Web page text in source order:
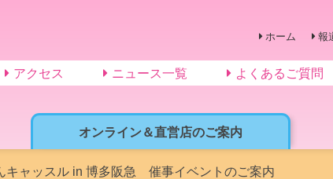
オンライン＆直営店のご案内
ホーム 報
アクセス ニュース一覧 よくあるご質問
キャッスル in 博多阪急 催事イベントのご案内